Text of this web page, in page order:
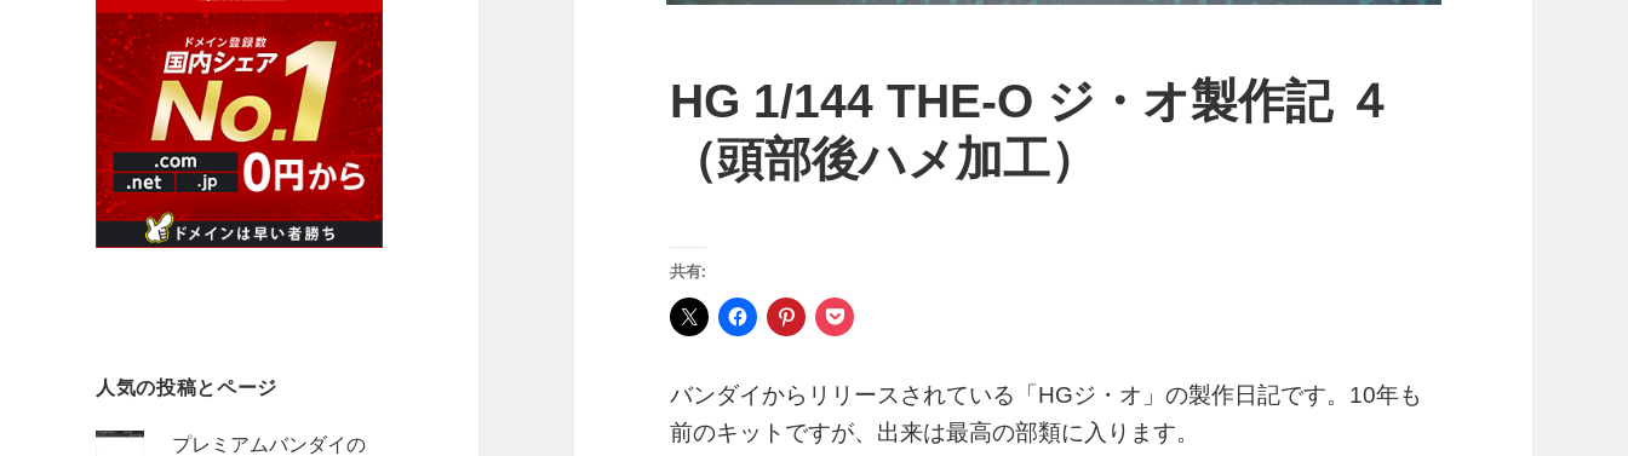
人気の投稿とページ
プレミアムバンダイの
HG 1/144 THE-O ジ・オ製作記 ４
（頭部後ハメ加工）
共有:
バンダイからリリースされている「HGジ・オ」の製作日記です。10年も
前のキットですが、出来は最高の部類に入ります。